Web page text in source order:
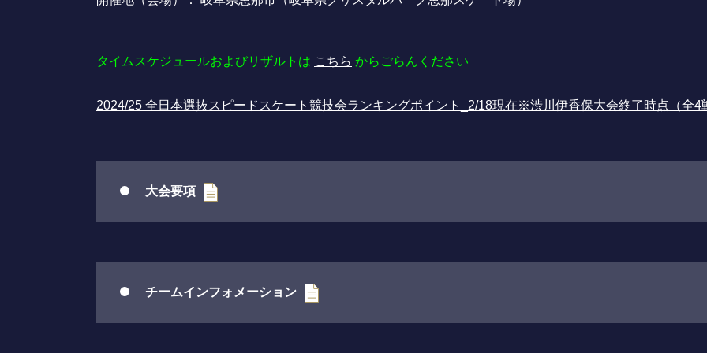
タイムスケジュールおよびリザルトは こちら からごらんください
2024/25 全日本選抜スピードスケート競技会ランキングポイント_2/18現在※渋川伊香保大会終了時点（全4
大会要項
チームインフォメーション